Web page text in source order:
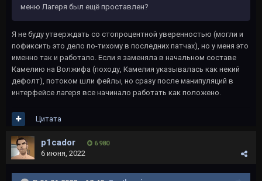
меню Лагеря был ещё проставлен?
Я не буду утверждать со стопроцентной уверенностью (могли и
пофиксить это дело по-тихому в последних патчах), но у меня это
именно так и работало. Если я заменяла в начальном составе
Камелию на Волжифа (походу, Камелия указывалась как некий
дефолт), потоком шли фейлы, но сразу после манипуляций в
интерфейсе лагеря все начинало работать как положено.
Цитата
p1cador 6 980
6 июня, 2022